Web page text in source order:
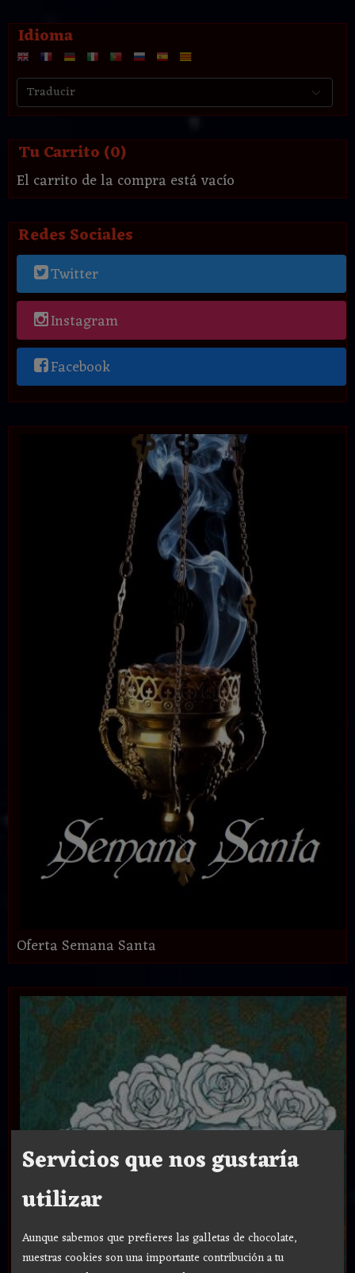
Idioma
Tu Carrito (0)
El carrito de la compra está vacío
Redes Sociales
Twitter
Instagram
Facebook
Oferta Semana Santa
Servicios que nos gustaría
utilizar
Aunque sabemos que prefieres las galletas de chocolate,
nuestras cookies son una importante contribución a tu